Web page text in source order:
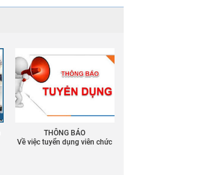
THÔNG BÁO
Về việc tuyển dụng viên chức